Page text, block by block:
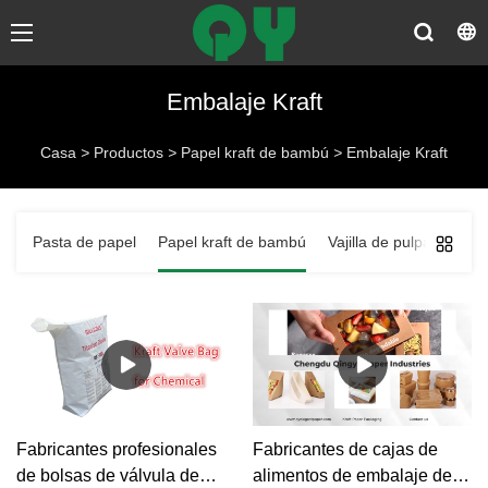
Embalaje Kraft
Casa > Productos > Papel kraft de bambú > Embalaje Kraft
Pasta de papel Papel kraft de bambú Vajilla de pulpa de
Fabricantes profesionales
de bolsas de válvula de
Fabricantes de cajas de
alimentos de embalaje de